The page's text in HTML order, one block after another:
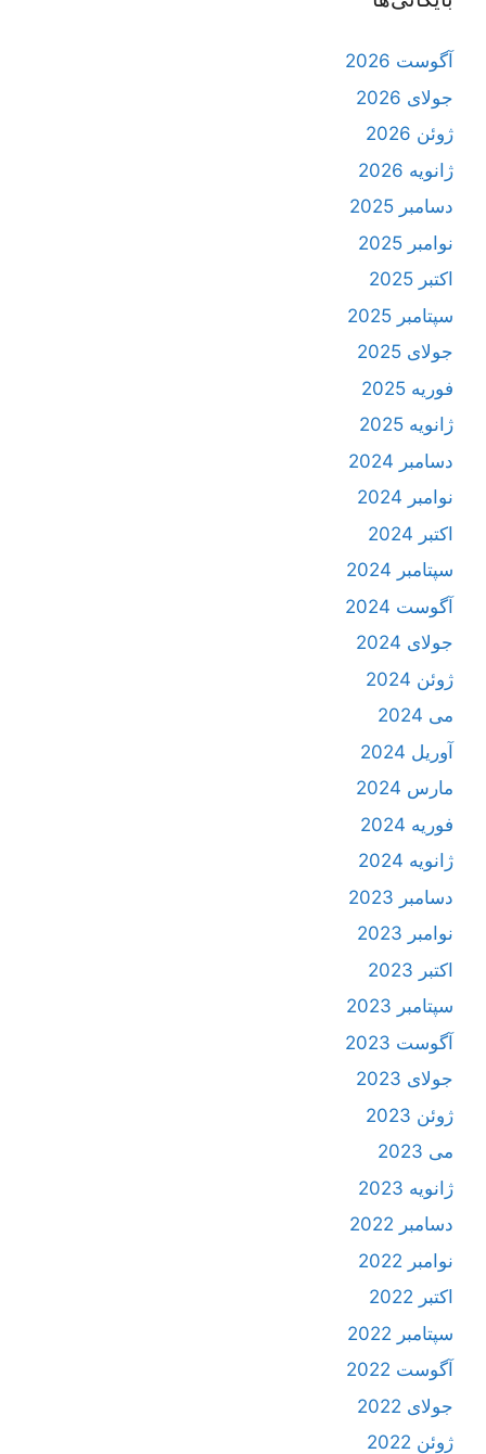
آگوست 2026
جولای 2026
ژوئن 2026
ژانویه 2026
دسامبر 2025
نوامبر 2025
اکتبر 2025
سپتامبر 2025
جولای 2025
فوریه 2025
ژانویه 2025
دسامبر 2024
نوامبر 2024
اکتبر 2024
سپتامبر 2024
آگوست 2024
جولای 2024
ژوئن 2024
می 2024
آوریل 2024
مارس 2024
فوریه 2024
ژانویه 2024
دسامبر 2023
نوامبر 2023
اکتبر 2023
سپتامبر 2023
آگوست 2023
جولای 2023
ژوئن 2023
می 2023
ژانویه 2023
دسامبر 2022
نوامبر 2022
اکتبر 2022
سپتامبر 2022
آگوست 2022
جولای 2022
ژوئن 2022